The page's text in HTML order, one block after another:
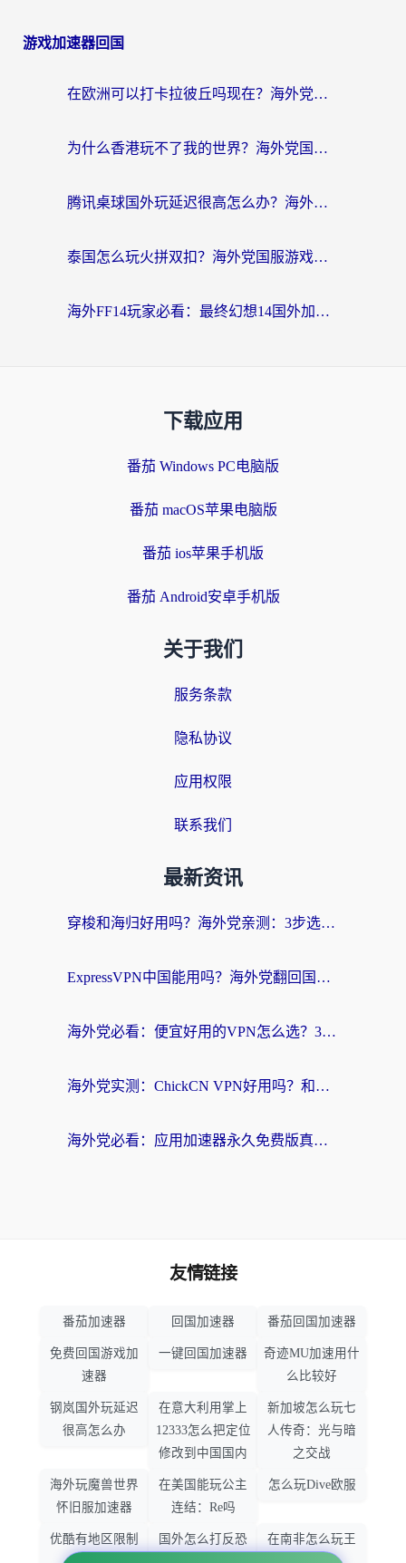
游戏加速器回国
在欧洲可以打卡拉彼丘吗现在？海外党国服游戏加速器终极避坑指南
为什么香港玩不了我的世界？海外党国服游戏加速终极解决方案
腾讯桌球国外玩延迟很高怎么办？海外党亲测有效的国服游戏加速指南
泰国怎么玩火拼双扣？海外党国服游戏加速终极指南（附暗区突围植物大战僵尸实测）
海外FF14玩家必看：最终幻想14国外加速器下载安装全攻略+卡顿解决秘籍
下载应用
番茄 Windows PC电脑版
番茄 macOS苹果电脑版
番茄 ios苹果手机版
番茄 Android安卓手机版
关于我们
服务条款
隐私协议
应用权限
联系我们
最新资讯
穿梭和海归好用吗？海外党亲测：3步选对回国加速器，无缝刷国内剧玩手游
ExpressVPN中国能用吗？海外党翻回国内的加速器选择指南（附番茄加速器实测）
海外党必看：便宜好用的VPN怎么选？3步解决回国访问难题+Steam改区技巧
海外党实测：ChickCN VPN好用吗？和OurPlay VPN对比哪个回国效果更好？附避坑指南
海外党必看：应用加速器永久免费版真的靠谱吗？教你选对回国加速器无缝刷国内资源
友情链接
番茄加速器 回国加速器 番茄回国加速器
免费回国游戏加
速器
一键回国加速器
奇迹MU加速用什
么比较好
钢岚国外玩延迟
很高怎么办
在意大利用掌上
12333怎么把定位
修改到中国国内
新加坡怎么玩七
人传奇：光与暗
之交战
海外玩魔兽世界
怀旧服加速器
在美国能玩公主
连结：Re吗
怎么玩Dive欧服
优酷有地区限制
国外怎么打反恐
在南非怎么玩王